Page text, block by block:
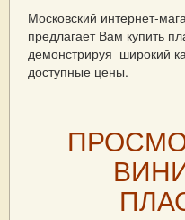
Московский интернет-
предлагает Вам купить
демонстрируя широкий
доступные цены.